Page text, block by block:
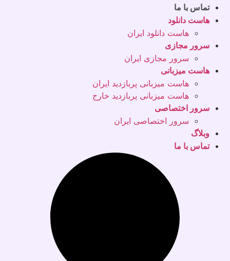
تماس با ما
هاست دانلود
هاست دانلود ایران
سرور مجازی
سرور مجازی ایران
هاست میزبانی
هاست میزبانی پربازدید ایران
هاست میزبانی پربازدید خارج
سرور اختصاصی
سرور اختصاصی ایران
وبلاگ
تماس با ما